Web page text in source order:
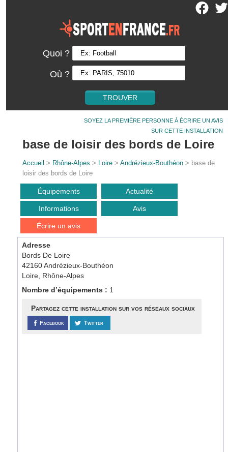
Quoi ?
Où ?
SOYEZ LA PREMIÈRE PERSONNE À ÉCRIRE UN AVIS
SUR CETTE INSTALLATION
base de loisir des bords de Loire
Accueil > Rhône-Alpes > Loire >Andrézieux-Bouthéon > base de
loisir des bords de Loire
Équipements Actualité
Informations Avis
Écrire un avis
Adresse
Bords De Loire
42160 Andrézieux-Bouthéon
Loire, Rhône-Alpes
Nombre d’équipements : 1
Partagez cette installation sur vos réseaux sociaux
Facebook Twitter